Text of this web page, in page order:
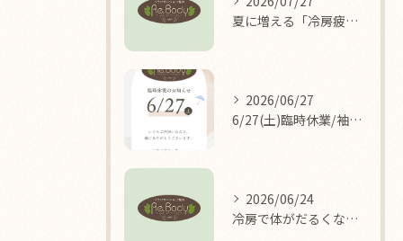
夏に増える「冷房疲れ」の原因を医学的に解説/袖ケ浦/リラクゼーション整体Re.Body
2026/06/27
6/27(土)臨時休業/袖ケ浦/リラクゼーション整体Re.Body
2026/06/24
冷房で体がだるくなる理由/袖ケ浦/リラクゼーション整体Re.Body